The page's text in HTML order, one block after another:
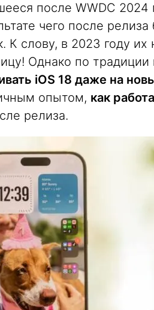
после WWDC
чего после
слову, в 2023 году их
Однако по традиции
iOS 18 даже на
опытом, как
релиза.